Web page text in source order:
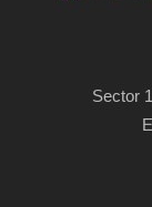
Sector